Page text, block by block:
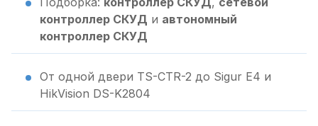
контроллер СКУД и автономный
контроллер СКУД
От одной двери TS-CTR-2 до Sigur E4 и
HikVision DS-K2804